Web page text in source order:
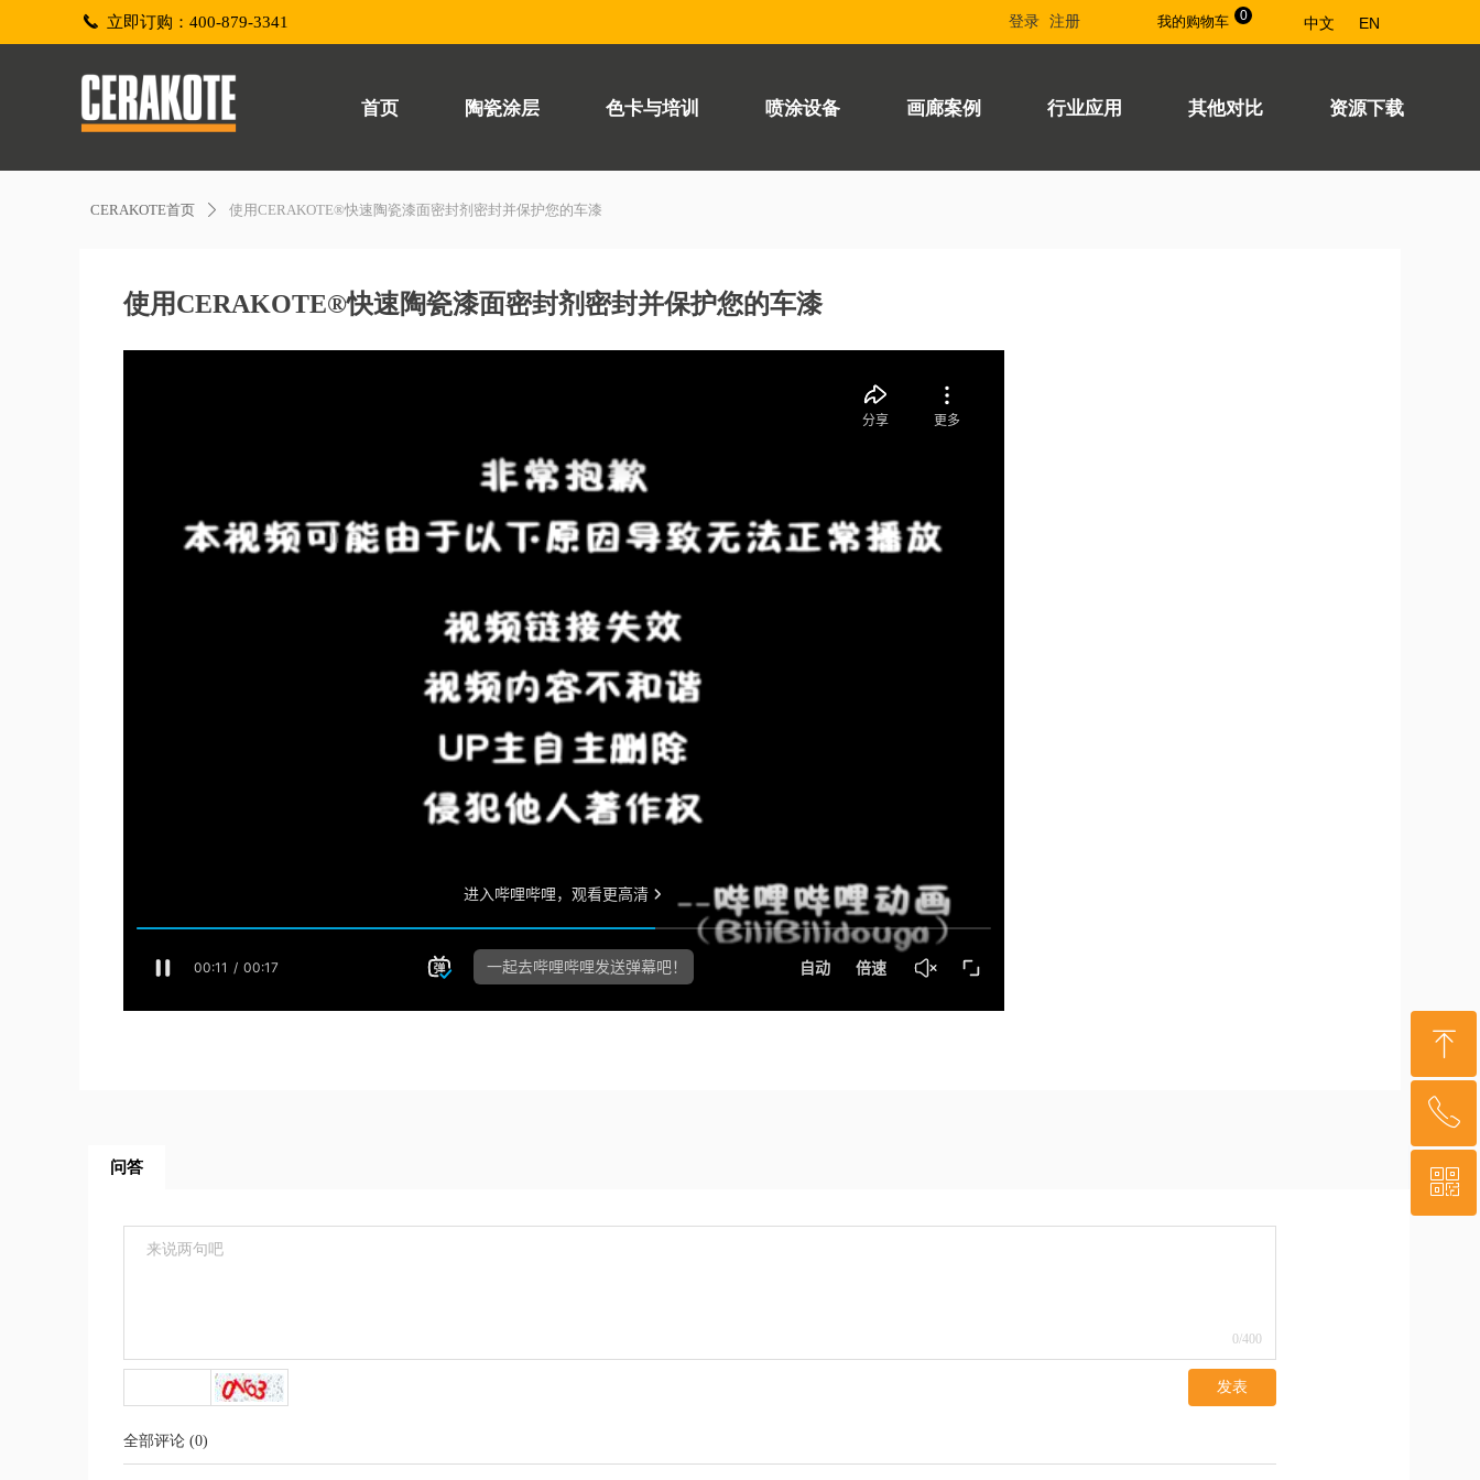
首页 陶瓷涂层 色卡与培训 喷涂设备 画廊案例 行业应用 其他对比 资源下载
끅 立即订购：400-879-3341 登录 注册 我的购物车 0 中文 EN
使用CERAKOTE®快速陶瓷漆面密封剂密封并保护您的车漆
CERAKOTE首页 ꄲ 使用CERAKOTE®快速陶瓷漆面密封剂密封并保护您的车漆
问答
0/400
发表
全部评论 (0)
ꁸ
回到顶部
ꂅ
400-879-3341
ꀥ